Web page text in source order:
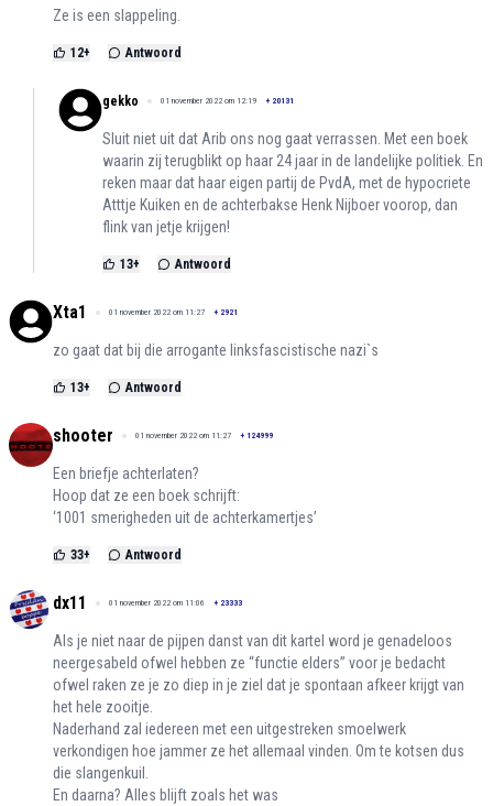
Ze is een slappeling.
12+ Antwoord
gekko 01 november 2022 om 12:19 + 20131
Sluit niet uit dat Arib ons nog gaat verrassen. Met een boek
waarin zij terugblikt op haar 24 jaar in de landelijke politiek. En
reken maar dat haar eigen partij de PvdA, met de hypocriete
Atttje Kuiken en de achterbakse Henk Nijboer voorop, dan
flink van jetje krijgen!
13+ Antwoord
Xta1 01 november 2022 om 11:27 + 2921
zo gaat dat bij die arrogante linksfascistische nazi`s
13+ Antwoord
shooter 01 november 2022 om 11:27 + 124999
Een briefje achterlaten?
Hoop dat ze een boek schrijft:
‘1001 smerigheden uit de achterkamertjes’
33+ Antwoord
dx11 01 november 2022 om 11:06 + 23333
Als je niet naar de pijpen danst van dit kartel word je genadeloos
neergesabeld ofwel hebben ze “functie elders” voor je bedacht
ofwel raken ze je zo diep in je ziel dat je spontaan afkeer krijgt van
het hele zooitje.
Naderhand zal iedereen met een uitgestreken smoelwerk
verkondigen hoe jammer ze het allemaal vinden. Om te kotsen dus
die slangenkuil.
En daarna? Alles blijft zoals het was